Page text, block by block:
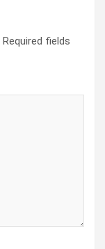
Required fields